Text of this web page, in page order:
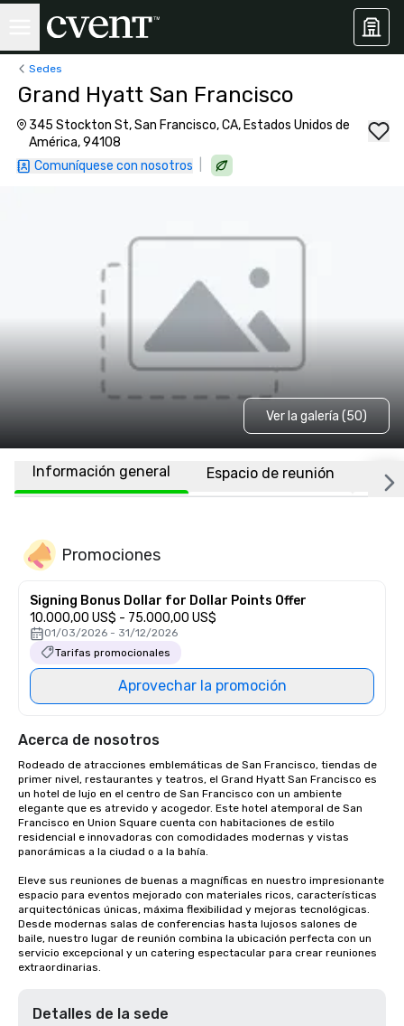
Sedes
Grand Hyatt San Francisco
345 Stockton St, San Francisco, CA, Estados Unidos de
América, 94108
Comuníquese con nosotros
Ver la galería (50)
Información general Espacio de reunión
Promociones
Signing Bonus Dollar for Dollar Points Offer
10.000,00 US$ - 75.000,00 US$
01/03/2026 - 31/12/2026
Tarifas promocionales
Aprovechar la promoción
Acerca de nosotros
Rodeado de atracciones emblemáticas de San Francisco, tiendas de
primer nivel, restaurantes y teatros, el Grand Hyatt San Francisco es
un hotel de lujo en el centro de San Francisco con un ambiente
elegante que es atrevido y acogedor. Este hotel atemporal de San
Francisco en Union Square cuenta con habitaciones de estilo
residencial e innovadoras con comodidades modernas y vistas
panorámicas a la ciudad o a la bahía.
Eleve sus reuniones de buenas a magníficas en nuestro impresionante
espacio para eventos mejorado con materiales ricos, características
arquitectónicas únicas, máxima flexibilidad y mejoras tecnológicas.
Desde modernas salas de conferencias hasta lujosos salones de
baile, nuestro lugar de reunión combina la ubicación perfecta con un
servicio excepcional y un catering espectacular para crear reuniones
extraordinarias.
Detalles de la sede